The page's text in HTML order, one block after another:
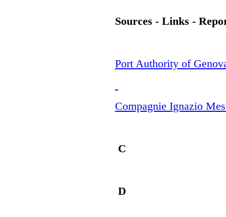
Sources - Links -
Port Authority of
Compagnie Ignazio
C
D